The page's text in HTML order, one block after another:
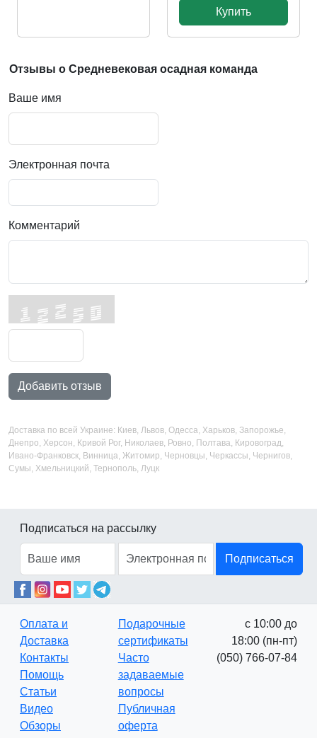
Купить
Отзывы о Средневековая осадная команда
Ваше имя
Электронная почта
Комментарий
Добавить отзыв
Доставка по всей Украине: Киев, Львов, Одесса, Харьков, Запорожье,
Днепро, Херсон, Кривой Рог, Николаев, Ровно, Полтава, Кировоград,
Ивано-Франковск, Винница, Житомир, Черновцы, Черкассы, Чернигов,
Сумы, Хмельницкий, Тернополь, Луцк
Подписаться на рассылку
Подписаться
Оплата и
Доставка
Контакты
Помощь
Статьи
Видео
Обзоры
Подарочные
сертификаты
Часто
задаваемые
вопросы
Публичная
оферта
с 10:00 до
18:00 (пн-пт)
(050) 766-07-84